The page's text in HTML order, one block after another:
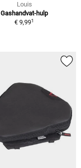
Louis
Gashandvat-hulp
€ 9,991